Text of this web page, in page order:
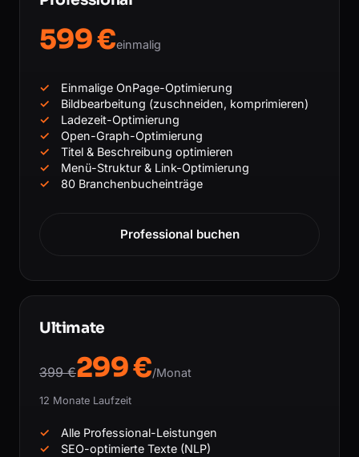
599 €einmalig
Einmalige OnPage-Optimierung
Bildbearbeitung (zuschneiden, komprimieren)
Ladezeit-Optimierung
Open-Graph-Optimierung
Titel & Beschreibung optimieren
Menü-Struktur & Link-Optimierung
80 Branchenbucheinträge
Professional buchen
Ultimate
399 €299 €/Monat
12 Monate Laufzeit
Alle Professional-Leistungen
SEO-optimierte Texte (NLP)